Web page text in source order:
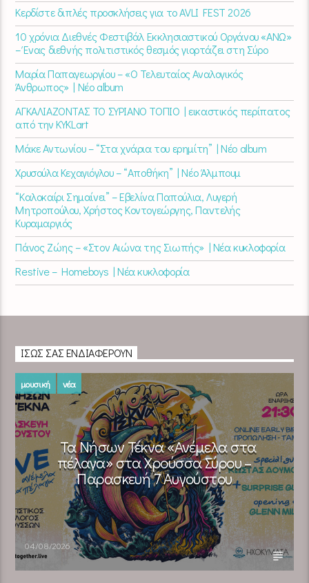
Κερδίστε διπλές προσκλήσεις για το AVLI FEST 2026
10 χρόνια Διεθνές Φεστιβάλ Εκκλησιαστικού Οργάνου «ΑΝΩ»
– Ένας διεθνής πολιτιστικός θεσμός γιορτάζει στη Σύρο​
Μαρία Παπαγεωργίου – «Ο Τελευταίος Αναλογικός
Άνθρωπος» | Νέο album
ΑΓΚΑΛΙΑΖΟΝΤΑΣ ΤΟ ΣΥΡΙΑΝΟ ΤΟΠΙΟ | εικαστικός περίπατος
από την KYKLart
Μάκε Αντωνίου – “Στα χνάρια του ερημίτη” | Νέο album
Χρυσούλα Κεχαγιόγλου – “Αποθήκη” | Νέο Άλμπουμ
“Καλοκαίρι Σημαίνει” – Εβελίνα Παπούλια, Λυγερή
Μητροπούλου, Χρήστος Κοντογεώργης, Παντελής
Κυραμαργιός
Πάνος Ζώης – «Στον Αιώνα της Σιωπής» | Νέα κυκλοφορία
Restive – Homeboys | Νέα κυκλοφορία
ΊΣΩΣ ΣΑΣ ΕΝΔΙΑΦΈΡΟΥΝ
μουσική νέα
Τα Νήσων Τέκνα «Ανέμελα στα
πέλαγα» στα Χρούσσα Σύρου –
Παρασκευή 7 Αυγούστου
04/08/2026